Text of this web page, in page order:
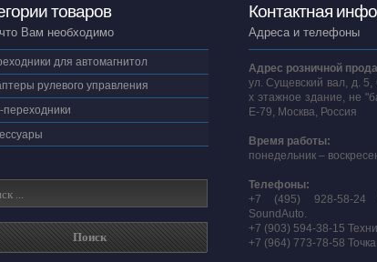
товаров
Вам необходимо
для автомагнитол
рулевого управления
переходники
Контактная
Адреса и телефоны
Адрес розничной
ул. Сущевский вал, д.
х этажное здание, не
E-79, Москва, Россия
Время работы:
понедельник –
Телефоны:
+7 (495) 928-58-24
SoundAuto.
+7 (903) 594-38-15
+7 (964) 773-78-58